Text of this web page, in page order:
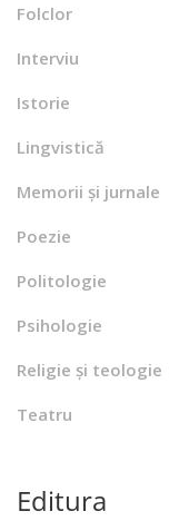
Folclor
Interviu
Istorie
Lingvistică
Memorii și jurnale
Poezie
Politologie
Psihologie
Religie și teologie
Teatru
Editura